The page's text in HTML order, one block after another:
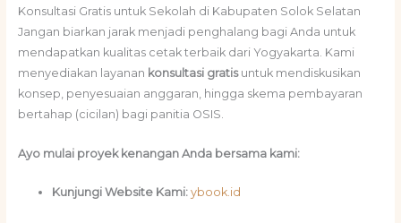
Konsultasi Gratis untuk Sekolah di Kabupaten Solok Selatan
Jangan biarkan jarak menjadi penghalang bagi Anda untuk
mendapatkan kualitas cetak terbaik dari Yogyakarta. Kami
menyediakan layanan konsultasi gratisuntuk mendiskusikan
konsep, penyesuaian anggaran, hingga skema pembayaran
bertahap (cicilan) bagi panitia OSIS.
Ayo mulai proyek kenangan Anda bersama kami:
Kunjungi Website Kami: ybook.id